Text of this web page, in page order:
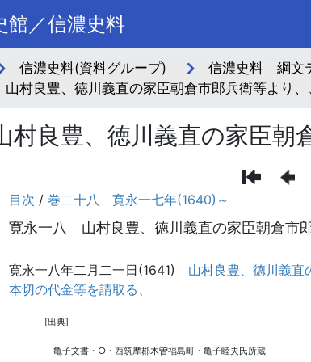
館／信濃史料
信濃史料(資料グループ) 信濃史料 綱文
村良豊、徳川義直の家臣朝倉市郎兵衛等より、
良豊、徳川義直の家臣朝